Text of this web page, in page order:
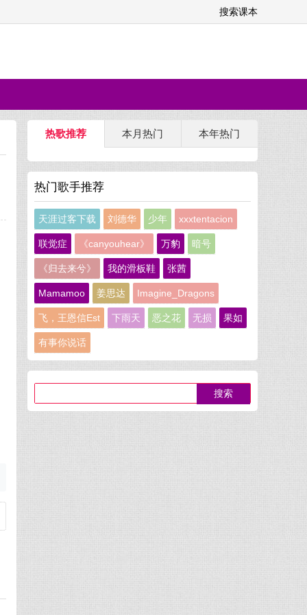
搜索课本
热歌推荐 本月热门 本年热门
热门歌手推荐
天涯过客下载 刘德华 少年 xxxtentacion
联觉症 《canyouhear》 万豹 暗号
《归去来兮》 我的滑板鞋 张茜
Mamamoo 姜思达 Imagine_Dragons
飞，王恩信Est 下雨天 恶之花 无损 果如
有事你说话